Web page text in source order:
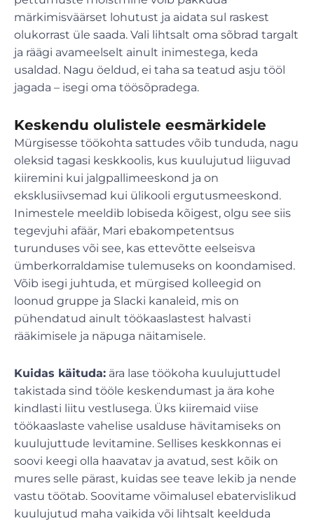
märkimisväärset lohutust ja aidata sul raskest
olukorrast üle saada. Vali lihtsalt oma sõbrad targalt
ja räägi avameelselt ainult inimestega, keda
usaldad. Nagu öeldud, ei taha sa teatud asju tööl
jagada – isegi oma töösõpradega.
Keskendu olulistele eesmärkidele
Mürgisesse töökohta sattudes võib tunduda, nagu
oleksid tagasi keskkoolis, kus kuulujutud liiguvad
kiiremini kui jalgpallimeeskond ja on
eksklusiivsemad kui ülikooli ergutusmeeskond.
Inimestele meeldib lobiseda kõigest, olgu see siis
tegevjuhi afäär, Mari ebakompetentsus
turunduses või see, kas ettevõtte eelseisva
ümberkorraldamise tulemuseks on koondamised.
Võib isegi juhtuda, et mürgised kolleegid on
loonud gruppe ja Slacki kanaleid, mis on
pühendatud ainult töökaaslastest halvasti
rääkimisele ja näpuga näitamisele.
Kuidas käituda: ära lase töökoha kuulujuttudel
takistada sind tööle keskendumast ja ära kohe
kindlasti liitu vestlusega. Üks kiiremaid viise
töökaaslaste vahelise usalduse hävitamiseks on
kuulujuttude levitamine. Sellises keskkonnas ei
soovi keegi olla haavatav ja avatud, sest kõik on
mures selle pärast, kuidas see teave lekib ja nende
vastu töötab. Soovitame võimalusel ebatervislikud
kuulujutud maha vaikida või lihtsalt keelduda